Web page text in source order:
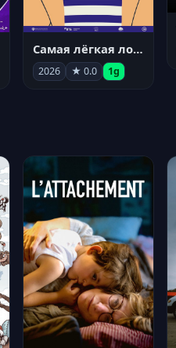
Самая лёгкая лодка в мире
2026 ★ 0.0 1g